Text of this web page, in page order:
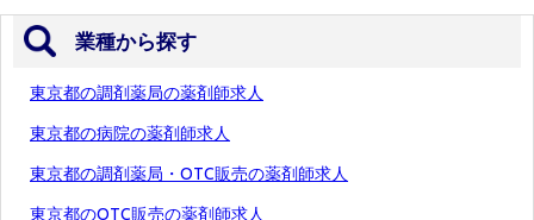
業種から探す
東京都の調剤薬局の薬剤師求人
東京都の病院の薬剤師求人
東京都の調剤薬局・OTC販売の薬剤師求人
東京都のOTC販売の薬剤師求人